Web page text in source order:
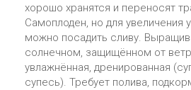
хорошо хранятся и переносят
Самоплоден, но для увеличения
можно посадить сливу.
солнечном, защищённом от
увлажнённая, дренированная
супесь). Требует полива,